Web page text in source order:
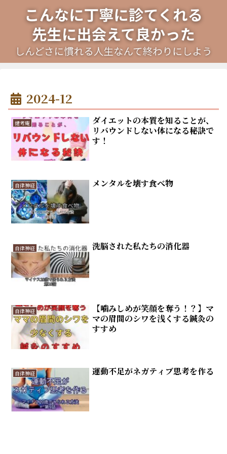
2024-12
健考庵
ダイエットの本質を知ることが、
リバウンドしない体になる秘訣で
す！
自律神経 メンタルを壊す食べ物
自律神経 洗脳された私たちの消化器
自律神経
【噛みしめが笑顔を奪う！？】マ
マの眉間のシワを浅くする鍼灸の
すすめ
自律神経 運動不足がネガティブ思考を作る